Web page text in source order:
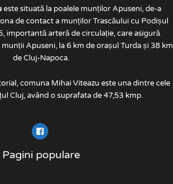
este situată la poalele munților Apuseni, de-a
de contact a munților Trascăului cu Podișul
importantă arteră de circulație, care asigură
Apuseni, la 6 km de orașul Turda și 38 km
de Cluj-Napoca.
comuna Mihai Viteazu este una dintre cele
Cluj, având o suprafata de 47,53 kmp.
Pagini populare